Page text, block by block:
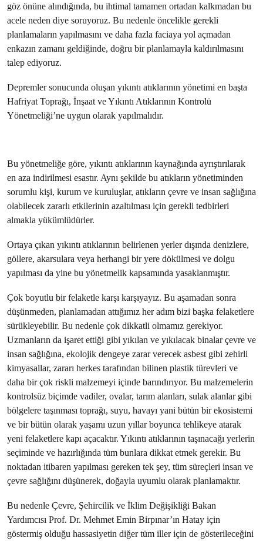
göz önüne alındığında, bu ihtimal tamamen ortadan kalkmadan bu
acele neden diye soruyoruz. Bu nedenle öncelikle gerekli
planlamaların yapılmasını ve daha fazla faciaya yol açmadan
enkazın zamanı geldiğinde, doğru bir planlamayla kaldırılmasını
talep ediyoruz.
Depremler sonucunda oluşan yıkıntı atıklarının yönetimi en başta
Hafriyat Toprağı, İnşaat ve Yıkıntı Atıklarının Kontrolü
Yönetmeliği’ne uygun olarak yapılmalıdır.
Bu yönetmeliğe göre, yıkıntı atıklarının kaynağında ayrıştırılarak
en aza indirilmesi esastır. Aynı şekilde bu atıkların yönetiminden
sorumlu kişi, kurum ve kuruluşlar, atıkların çevre ve insan sağlığına
olabilecek zararlı etkilerinin azaltılması için gerekli tedbirleri
almakla yükümlüdürler.
Ortaya çıkan yıkıntı atıklarının belirlenen yerler dışında denizlere,
göllere, akarsulara veya herhangi bir yere dökülmesi ve dolgu
yapılması da yine bu yönetmelik kapsamında yasaklanmıştır.
Çok boyutlu bir felaketle karşı karşıyayız. Bu aşamadan sonra
düşünmeden, planlamadan attığımız her adım bizi başka felaketlere
sürükleyebilir. Bu nedenle çok dikkatli olmamız gerekiyor.
Uzmanların da işaret ettiği gibi yıkılan ve yıkılacak binalar çevre ve
insan sağlığına, ekolojik dengeye zarar verecek asbest gibi zehirli
kimyasallar, zararı herkes tarafından bilinen plastik türevleri ve
daha bir çok riskli malzemeyi içinde barındırıyor. Bu malzemelerin
kontrolsüz biçimde vadiler, ovalar, tarım alanları, sulak alanlar gibi
bölgelere taşınması toprağı, suyu, havayı yani bütün bir ekosistemi
ve bir bütün olarak yaşamı uzun yıllar boyunca tehlikeye atarak
yeni felaketlere kapı açacaktır. Yıkıntı atıklarının taşınacağı yerlerin
seçiminde ve hazırlığında tüm bunlara dikkat etmek gerekir. Bu
noktadan itibaren yapılması gereken tek şey, tüm süreçleri insan ve
çevre sağlığını düşünerek, doğayla uyumlu olarak planlamaktır.
Bu nedenle Çevre, Şehircilik ve İklim Değişikliği Bakan
Yardımcısı Prof. Dr. Mehmet Emin Birpınar’ın Hatay için
göstermiş olduğu hassasiyetin diğer tüm iller için de gösterileceğini